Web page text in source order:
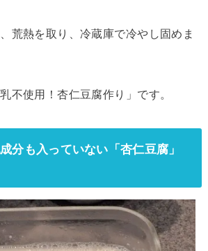
荒熱を取り、冷蔵庫で冷やし固めま
不使用！杏仁豆腐作り」です。
分も入っていない「杏仁豆腐」